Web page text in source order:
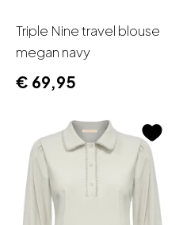
Triple Nine travel blouse
megan navy
€ 69,95